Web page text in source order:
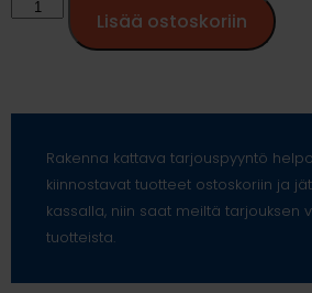
Lisää ostoskoriin
Rakenna kattava tarjouspyyntö
kiinnostavat tuotteet ostoskoriin ja
kassalla, niin saat meiltä tarjouksen
tuotteista.